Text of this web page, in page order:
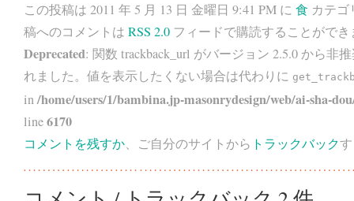
この投稿は 2011 年 5 月 13 日 金曜日 9:41 PM に 食 カテ
稿へのコメントは RSS 2.0 フィードで購読することができ
Deprecated: 関数 trackback_url がバージョン 2.5.0 から非
れました。値を表示したくない場合は代わりに
in/home/users/1/bambina.jp-masonrydesign/web/ai-sha-
line6170
コメントを残すか、ご自分のサイトから トラックバック